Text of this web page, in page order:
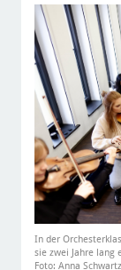
In der
sie zwei Jahre lang
Foto: Anna Schwartz